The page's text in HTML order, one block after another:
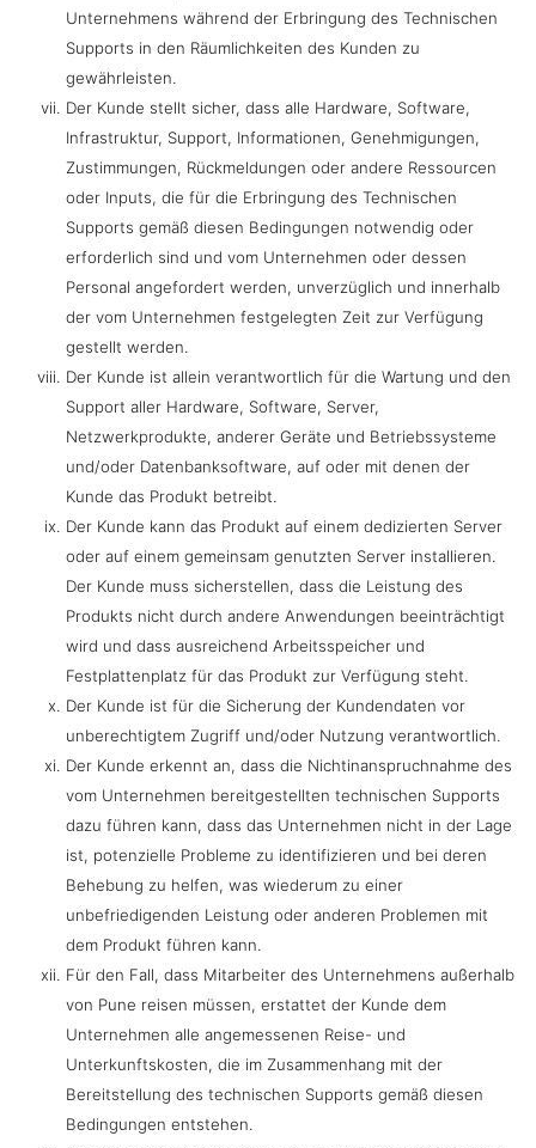
Unternehmens während der Erbringung des Technischen
Supports in den Räumlichkeiten des Kunden zu
gewährleisten.
Der Kunde stellt sicher, dass alle Hardware, Software,
Infrastruktur, Support, Informationen, Genehmigungen,
Zustimmungen, Rückmeldungen oder andere Ressourcen
oder Inputs, die für die Erbringung des Technischen
Supports gemäß diesen Bedingungen notwendig oder
erforderlich sind und vom Unternehmen oder dessen
Personal angefordert werden, unverzüglich und innerhalb
der vom Unternehmen festgelegten Zeit zur Verfügung
gestellt werden.
Der Kunde ist allein verantwortlich für die Wartung und den
Support aller Hardware, Software, Server,
Netzwerkprodukte, anderer Geräte und Betriebssysteme
und/oder Datenbanksoftware, auf oder mit denen der
Kunde das Produkt betreibt.
Der Kunde kann das Produkt auf einem dedizierten Server
oder auf einem gemeinsam genutzten Server installieren.
Der Kunde muss sicherstellen, dass die Leistung des
Produkts nicht durch andere Anwendungen beeinträchtigt
wird und dass ausreichend Arbeitsspeicher und
Festplattenplatz für das Produkt zur Verfügung steht.
Der Kunde ist für die Sicherung der Kundendaten vor
unberechtigtem Zugriff und/oder Nutzung verantwortlich.
Der Kunde erkennt an, dass die Nichtinanspruchnahme des
vom Unternehmen bereitgestellten technischen Supports
dazu führen kann, dass das Unternehmen nicht in der Lage
ist, potenzielle Probleme zu identifizieren und bei deren
Behebung zu helfen, was wiederum zu einer
unbefriedigenden Leistung oder anderen Problemen mit
dem Produkt führen kann.
Für den Fall, dass Mitarbeiter des Unternehmens außerhalb
von Pune reisen müssen, erstattet der Kunde dem
Unternehmen alle angemessenen Reise- und
Unterkunftskosten, die im Zusammenhang mit der
Bereitstellung des technischen Supports gemäß diesen
Bedingungen entstehen.